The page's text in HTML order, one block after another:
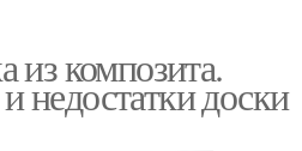
из композита.
недостатки доски